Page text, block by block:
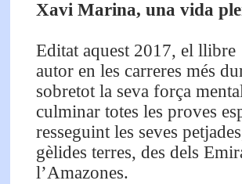
Xavi Marina, una vida
Editat aquest 2017, el llibre
autor en les carreres més
sobretot la seva força
culminar totes les proves
resseguint les seves
gèlides terres, des dels
l’Amazones.